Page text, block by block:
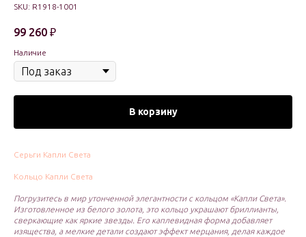
SKU: R1918-1001
99 260 ₽
Наличие
В корзину
Серьги Капли Света
Кольцо Капли Света
Погрузитесь в мир утонченной элегантности с кольцом «Капли Света».
Изготовленное из белого золота, это кольцо украшают бриллианты,
сверкающие как яркие звезды. Его каплевидная форма добавляет
изящества, а мелкие детали создают эффект мерцания, делая каждое